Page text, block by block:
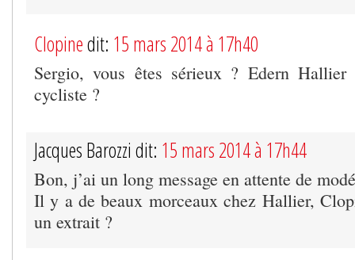
Clopinedit: 15 mars 2014 à 17h40
Sergio, vous êtes sérieux ? Edern
cycliste ?
Jacques Barozzi dit: 15 mars 2014 à 17h44
Bon, j’ai un long message en attente de
Il y a de beaux morceaux chez Hallier,
un extrait ?